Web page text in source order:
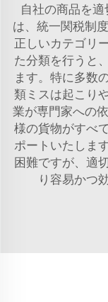
自社の商品を
は、統一関税制
正しいカテゴリ
た分類を行うと
ます。特に多数
類ミスは起こり
業が専門家への
様の貨物がすべ
ポートいたしま
困難ですが、適
り容易かつ